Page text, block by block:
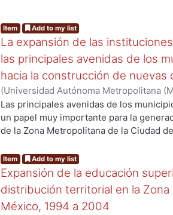
Item Add to my list
La expansión de las
las principales avenidas de los
hacia la construcción de nuevas
(Universidad Autónoma Metropolitana
de Servicios de Información.,2009-12)
Las principales avenidas de los
un papel muy importante para la
de la Zona Metropolitana de la Ciudad
avenidas y qué no sólo son importantes
otras áreas, es decir, la universidad y la
cual se puede explicar cómo la ciudad
Item Add to my list
Expansión de la educación
distribución territorial en la
México, 1994 a 2004